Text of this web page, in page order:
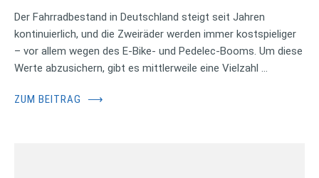
Der Fahrradbestand in Deutschland steigt seit Jahren
kontinuierlich, und die Zweiräder werden immer kostspieliger
– vor allem wegen des E-Bike- und Pedelec-Booms. Um diese
Werte abzusichern, gibt es mittlerweile eine Vielzahl …
ZUM BEITRAG ⟶